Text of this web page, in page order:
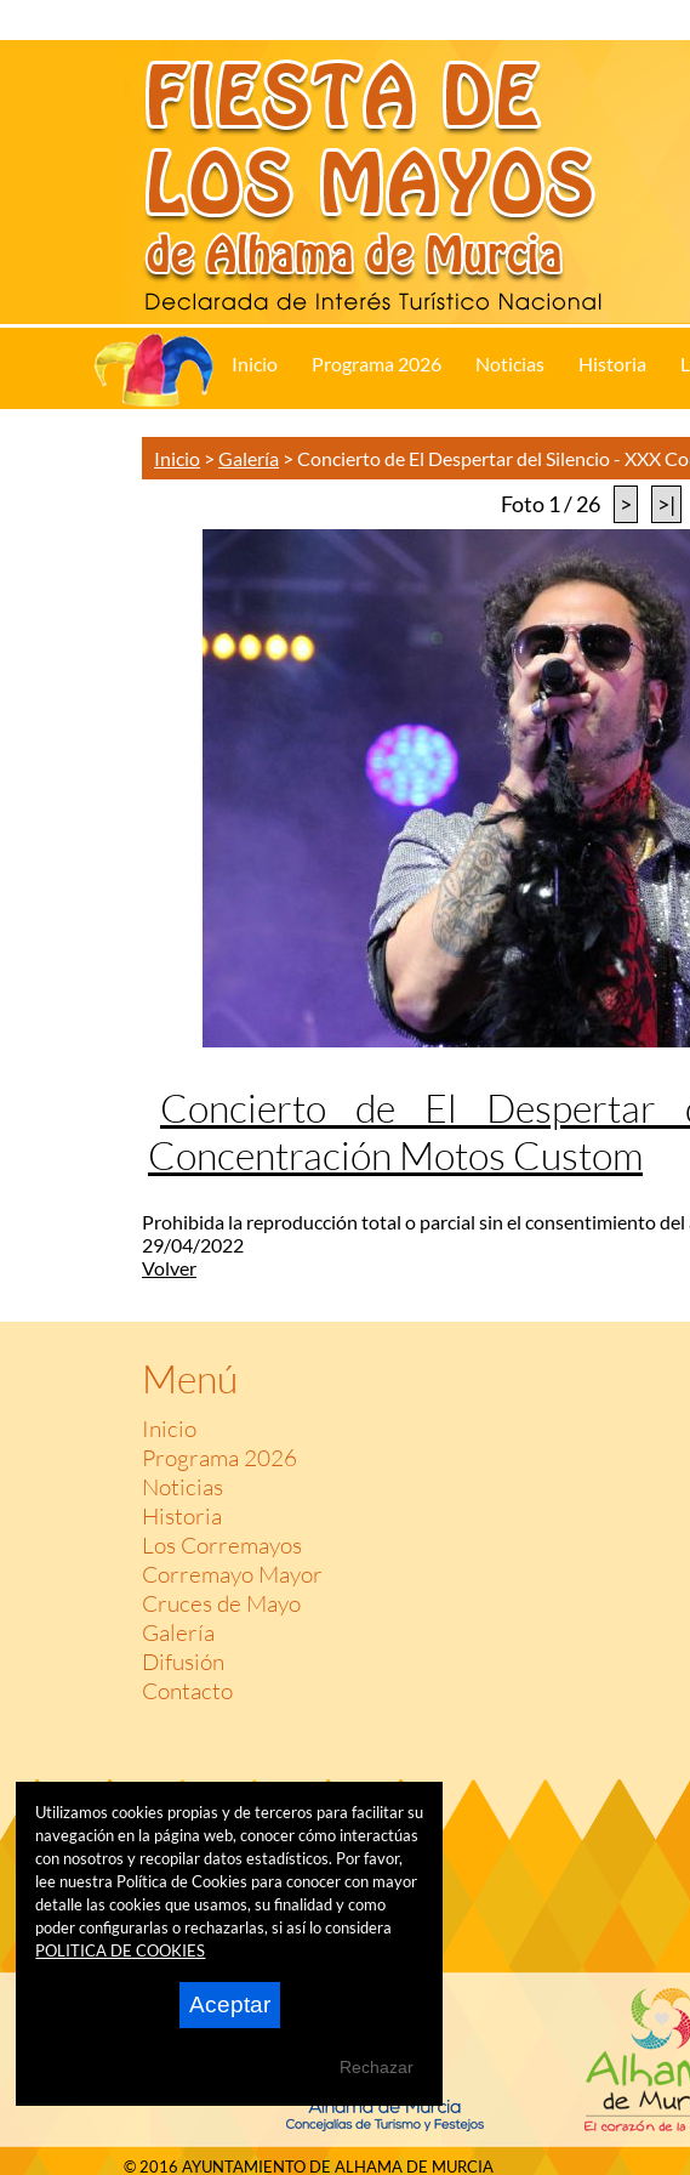
Inicio Programa 2026 Noticias Historia
Inicio > Galería > Concierto de El Despertar del Silencio - XXX
Foto 1 / 26 > >|
Concierto de El Despertar
Concentración Motos Custom
Prohibida la reproducción total o parcial sin el consentimiento del
29/04/2022
Volver
Menú
Inicio
Programa 2026
Noticias
Historia
Los Corremayos
Corremayo Mayor
Cruces de Mayo
Galería
Difusión
Contacto
© 2016 AYUNTAMIENTO DE ALHAMA DE MURCIA
Utilizamos cookies propias y de terceros para facilitar su
navegación en la página web, conocer cómo interactúas
con nosotros y recopilar datos estadísticos. Por favor,
lee nuestra Política de Cookies para conocer con mayor
detalle las cookies que usamos, su finalidad y como
poder configurarlas o rechazarlas, si así lo considera
POLITICA DE COOKIES
Aceptar
Rechazar